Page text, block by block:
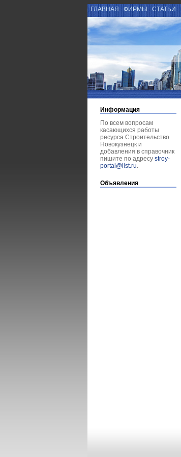
ГЛАВНАЯ ФИРМЫ СТАТЬИ
Информация
По всем вопросам
касающихся работы
ресурса Строительство
Новокузнецк и
добавления в справочник
пишите по адресу stroy-
portal@list.ru.
Объявления